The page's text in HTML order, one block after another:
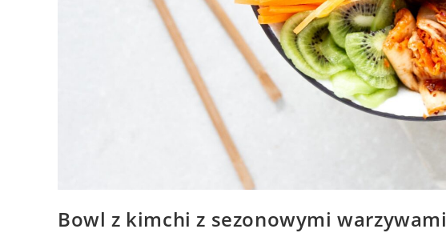
Bowl z kimchi z sezonowymi warzywami